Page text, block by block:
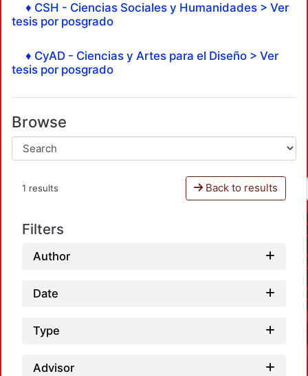
♦ CSH - Ciencias Sociales y Humanidades > Ver
tesis por posgrado
♦ CyAD - Ciencias y Artes para el Diseño > Ver
tesis por posgrado
Browse
1 results Back to results
Filters
Author
Date
Type
Advisor